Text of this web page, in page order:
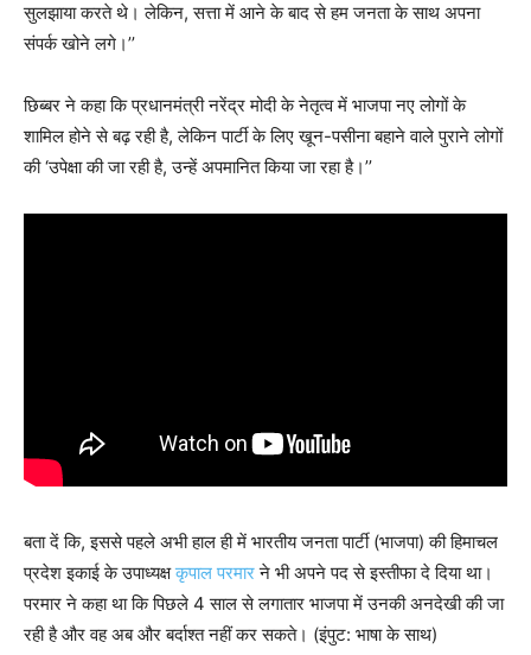
सुलझाया करते थे। लेकिन, सत्ता में आने के बाद से हम जनता के साथ अपना
संपर्क खोने लगे।’’
छिब्बर ने कहा कि प्रधानमंत्री नरेंद्र मोदी के नेतृत्व में भाजपा नए लोगों के
शामिल होने से बढ़ रही है, लेकिन पार्टी के लिए खून-पसीना बहाने वाले पुराने लोगों
की ‘उपेक्षा की जा रही है, उन्हें अपमानित किया जा रहा है।’’
बता दें कि, इससे पहले अभी हाल ही में भारतीय जनता पार्टी (भाजपा) की हिमाचल
प्रदेश इकाई के उपाध्यक्षकृपाल परमारने भी अपने पद से इस्तीफा दे दिया था।
परमार ने कहा था कि पिछले 4 साल से लगातार भाजपा में उनकी अनदेखी की जा
रही है और वह अब और बर्दाश्त नहीं कर सकते। (इंपुट: भाषा के साथ)